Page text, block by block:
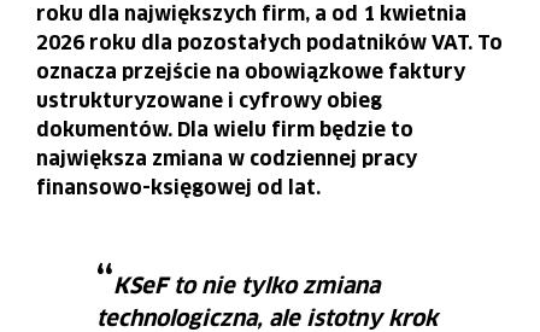
roku dla największych firm, a od 1 kwietnia
2026 roku dla pozostałych podatników VAT. To
oznacza przejście na obowiązkowe faktury
ustrukturyzowane i cyfrowy obieg
dokumentów. Dla wielu firm będzie to
największa zmiana w codziennej pracy
finansowo-księgowej od lat.
KSeF to nie tylko zmiana
technologiczna, ale istotny krok